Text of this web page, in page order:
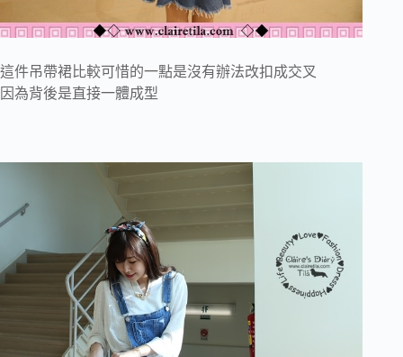
這件吊帶裙比較可惜的一點是沒有辦法改扣成交叉
因為背後是直接一體成型